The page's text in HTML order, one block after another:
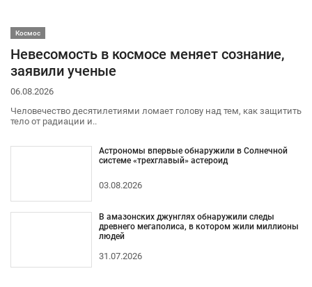
Космос
Невесомость в космосе меняет сознание,
заявили ученые
06.08.2026
Человечество десятилетиями ломает голову над тем, как защитить
тело от радиации и..
Астрономы впервые обнаружили в Солнечной
системе «трехглавый» астероид
03.08.2026
В амазонских джунглях обнаружили следы
древнего мегаполиса, в котором жили миллионы
людей
31.07.2026